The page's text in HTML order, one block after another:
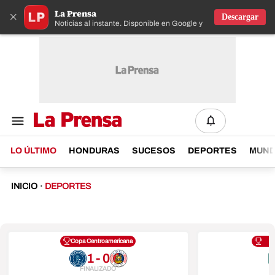
× La Prensa
Noticias al instante. Disponible en Google y IOS
Descargar
LO ÚLTIMO HONDURAS SUCESOS DEPORTES
INICIO · DEPORTES
Copa Centroamericana
1 - 0
FINALIZADO